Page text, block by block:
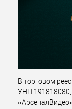
В торговом
УНП